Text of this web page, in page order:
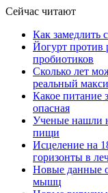
Сейчас читают
Как замедлить
Йогурт против
пробиотиков
Сколько лет
реальный
Какое питание
опасная
Ученые нашли
пищи
Исцеление на
горизонты в
Новые данные
мышц